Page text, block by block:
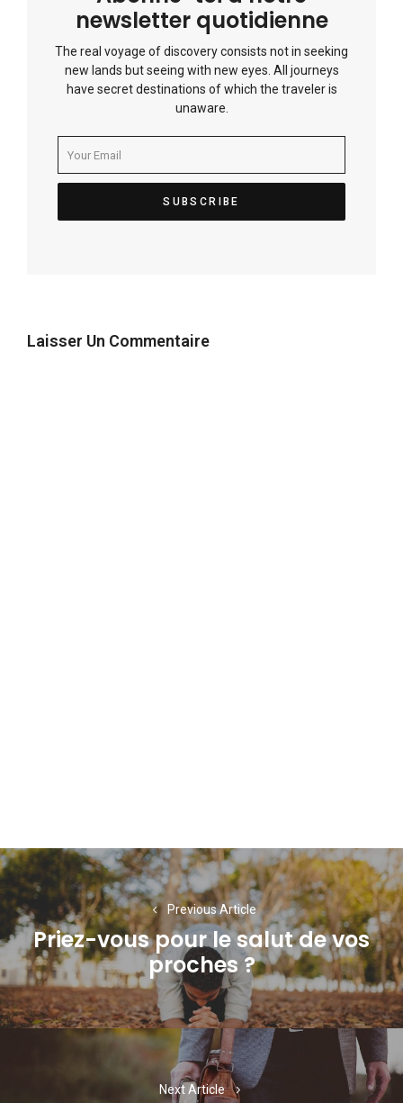
newsletter quotidienne
The real voyage of discovery consists not in seeking
new lands but seeing with new eyes. All journeys
have secret destinations of which the traveler is
unaware.
Laisser Un Commentaire
Navigation
de
l’article
Previous Article
Previous
post:
Priez-vous pour le salut de vos
proches ?
Next Article